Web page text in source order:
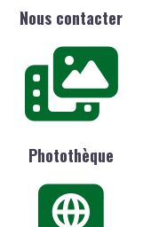
Nous contacter
Photothèque